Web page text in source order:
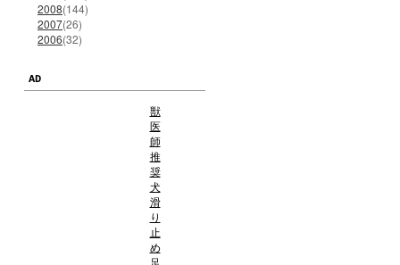
2008(144)
2007(26)
2006(32)
AD
獣
医
師
推
奨
犬
滑
り
止
め
足